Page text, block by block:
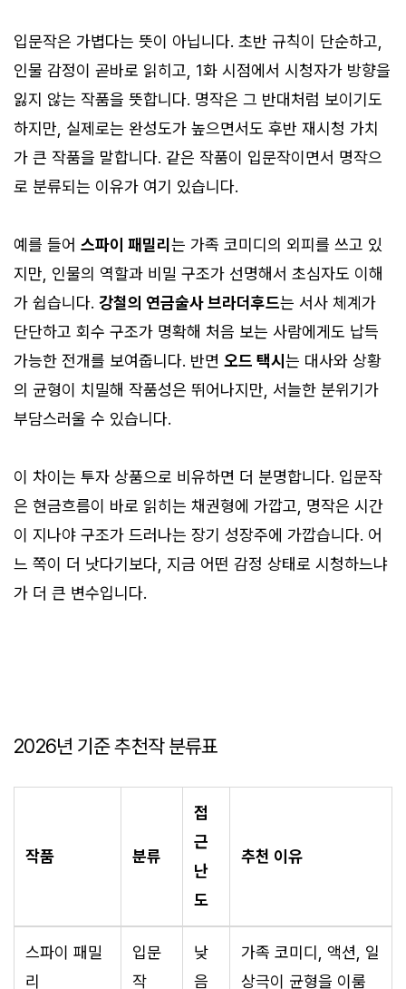
입문작은 가볍다는 뜻이 아닙니다. 초반 규칙이 단순하고,
인물 감정이 곧바로 읽히고, 1화 시점에서 시청자가 방향을
잃지 않는 작품을 뜻합니다. 명작은 그 반대처럼 보이기도
하지만, 실제로는 완성도가 높으면서도 후반 재시청 가치
가 큰 작품을 말합니다. 같은 작품이 입문작이면서 명작으
로 분류되는 이유가 여기 있습니다.
예를 들어 스파이 패밀리 는 가족 코미디의 외피를 쓰고 있
지만, 인물의 역할과 비밀 구조가 선명해서 초심자도 이해
가 쉽습니다. 강철의 연금술사 브라더후드는 서사 체계가
단단하고 회수 구조가 명확해 처음 보는 사람에게도 납득
가능한 전개를 보여줍니다. 반면 오드 택시 는 대사와 상황
의 균형이 치밀해 작품성은 뛰어나지만, 서늘한 분위기가
부담스러울 수 있습니다.
이 차이는 투자 상품으로 비유하면 더 분명합니다. 입문작
은 현금흐름이 바로 읽히는 채권형에 가깝고, 명작은 시간
이 지나야 구조가 드러나는 장기 성장주에 가깝습니다. 어
느 쪽이 더 낫다기보다, 지금 어떤 감정 상태로 시청하느냐
가 더 큰 변수입니다.
2026년 기준 추천작 분류표
작품 분류
접
근
난
도
추천 이유
스파이 패밀
리
입문
작
낮
음
가족 코미디, 액션, 일
상극이 균형을 이룸